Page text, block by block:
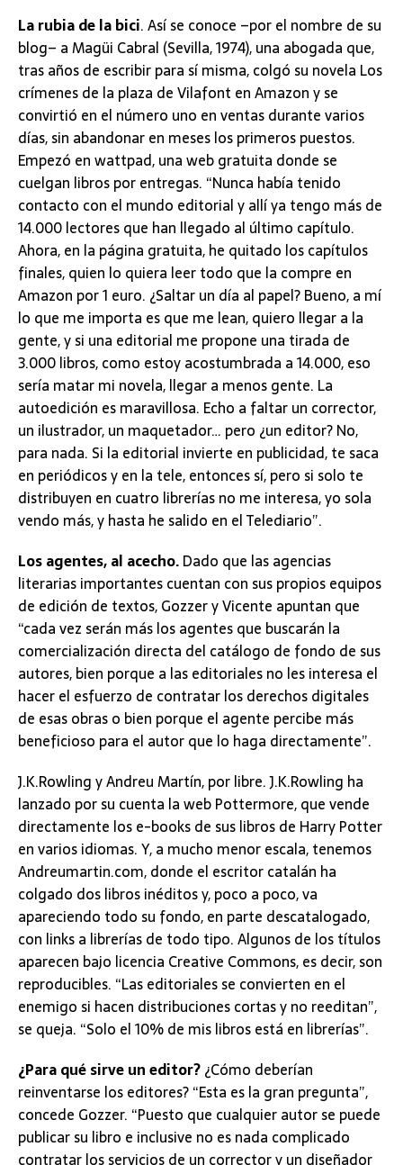
La rubia de la bici. Así se conoce –por el nombre de su
blog– a Magüi Cabral (Sevilla, 1974), una abogada que,
tras años de escribir para sí misma, colgó su novela Los
crímenes de la plaza de Vilafont en Amazon y se
convirtió en el número uno en ventas durante varios
días, sin abandonar en meses los primeros puestos.
Empezó en wattpad, una web gratuita donde se
cuelgan libros por entregas. “Nunca había tenido
contacto con el mundo editorial y allí ya tengo más de
14.000 lectores que han llegado al último capítulo.
Ahora, en la página gratuita, he quitado los capítulos
finales, quien lo quiera leer todo que la compre en
Amazon por 1 euro. ¿Saltar un día al papel? Bueno, a mí
lo que me importa es que me lean, quiero llegar a la
gente, y si una editorial me propone una tirada de
3.000 libros, como estoy acostumbrada a 14.000, eso
sería matar mi novela, llegar a menos gente. La
autoedición es maravillosa. Echo a faltar un corrector,
un ilustrador, un maquetador… pero ¿un editor? No,
para nada. Si la editorial invierte en publicidad, te saca
en periódicos y en la tele, entonces sí, pero si solo te
distribuyen en cuatro librerías no me interesa, yo sola
vendo más, y hasta he salido en el Telediario”.
Los agentes, al acecho.Dado que las agencias
literarias importantes cuentan con sus propios equipos
de edición de textos, Gozzer y Vicente apuntan que
“cada vez serán más los agentes que buscarán la
comercialización directa del catálogo de fondo de sus
autores, bien porque a las editoriales no les interesa el
hacer el esfuerzo de contratar los derechos digitales
de esas obras o bien porque el agente percibe más
beneficioso para el autor que lo haga directamente”.
J.K.Rowling y Andreu Martín, por libre. J.K.Rowling ha
lanzado por su cuenta la web Pottermore, que vende
directamente los e-books de sus libros de Harry Potter
en varios idiomas. Y, a mucho menor escala, tenemos
Andreumartin.com, donde el escritor catalán ha
colgado dos libros inéditos y, poco a poco, va
apareciendo todo su fondo, en parte descatalogado,
con links a librerías de todo tipo. Algunos de los títulos
aparecen bajo licencia Creative Commons, es decir, son
reproducibles. “Las editoriales se convierten en el
enemigo si hacen distribuciones cortas y no reeditan”,
se queja. “Solo el 10% de mis libros está en librerías”.
¿Para qué sirve un editor?¿Cómo deberían
reinventarse los editores? “Esta es la gran pregunta”,
concede Gozzer. “Puesto que cualquier autor se puede
publicar su libro e inclusive no es nada complicado
contratar los servicios de un corrector y un diseñador